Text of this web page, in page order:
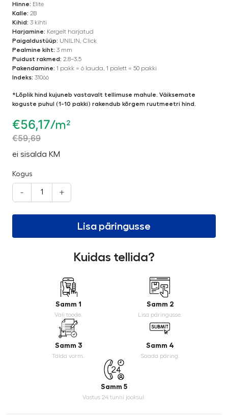
Hinne: Elite
Kalle: 2B
Kihid: 3 kihti
Harjamine: Kergelt harjatud
Paigaldustüüp: UNILIN, Click
Pealmine kiht: 3 mm
Puidust rakmed: 2.8–3.5
Pakendamine: 1 pakk = 6 lauda, 1 palett = 50 pakki
Indeks: 31066
*Lõplik hind kujuneb vastavalt tellimuse mahule. Väiksemate
koguste puhul (1-10 pakki) rakendub kõrgem ruutmeetri hind.
€56,17/m²
€59,69
ei sisalda KM
Kogus
- +
Lisa päringusse
Kuidas tellida?
Samm 1
Vali toode.
Samm 2
Lisa päringusse.
Samm 3
Täida vorm.
Samm 4
Saada päring.
Samm 5
Vastus 24 tunni jooksul.